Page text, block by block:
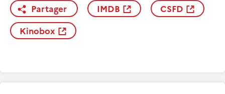
Partager IMDB
CSFD
Kinobox